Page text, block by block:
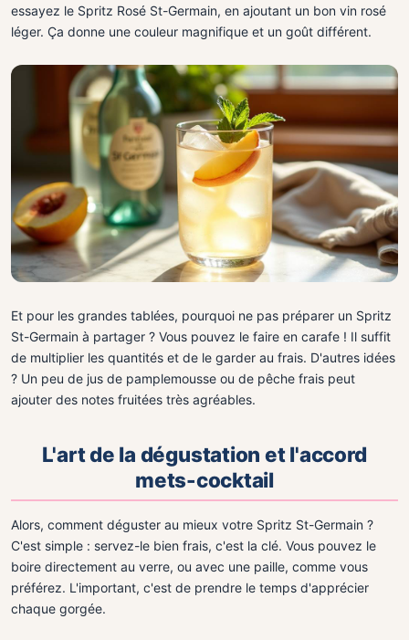
essayez le Spritz Rosé St-Germain, en ajoutant un bon vin rosé
léger. Ça donne une couleur magnifique et un goût différent.
Et pour les grandes tablées, pourquoi ne pas préparer un Spritz
St-Germain à partager ? Vous pouvez le faire en carafe ! Il suffit
de multiplier les quantités et de le garder au frais. D'autres idées
? Un peu de jus de pamplemousse ou de pêche frais peut
ajouter des notes fruitées très agréables.
L'art de la dégustation et l'accord
mets-cocktail
Alors, comment déguster au mieux votre Spritz St-Germain ?
C'est simple : servez-le bien frais, c'est la clé. Vous pouvez le
boire directement au verre, ou avec une paille, comme vous
préférez. L'important, c'est de prendre le temps d'apprécier
chaque gorgée.